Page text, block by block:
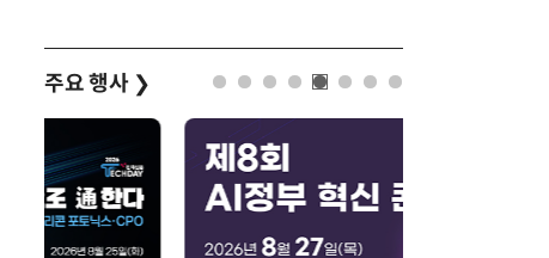
주요 행사 ❯